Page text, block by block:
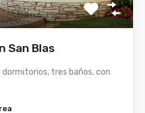
San Blas
tres baños, con